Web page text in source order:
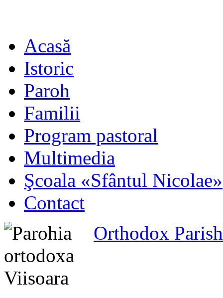
Acasă
Istoric
Paroh
Familii
Program pastoral
Multimedia
Şcoala «Sfântul Nicolae»
Contact
Orthodox